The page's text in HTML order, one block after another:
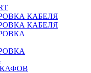
КАБЕЛЯ
КАБЕЛЯ